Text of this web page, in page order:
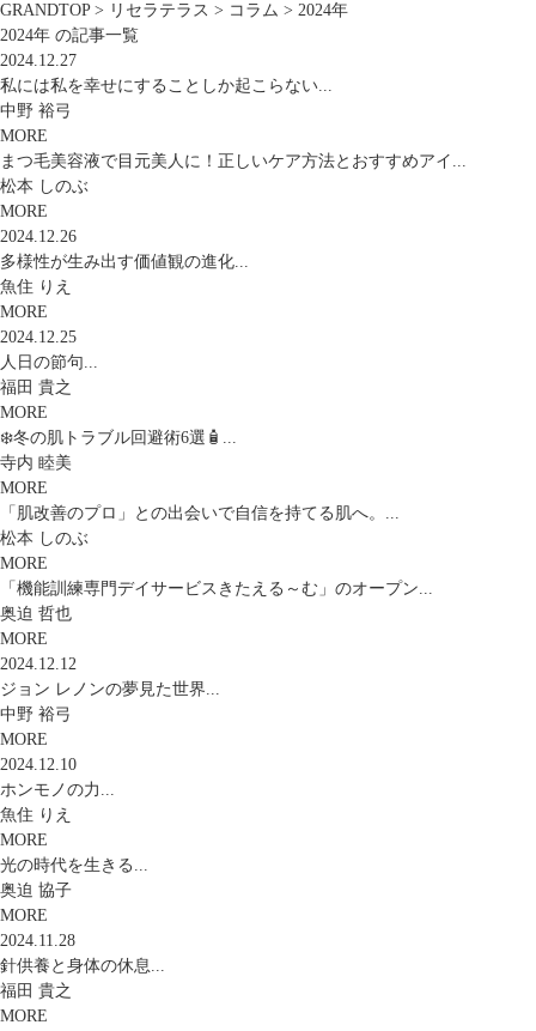
GRANDTOP> リセラテラス > コラム > 2024年
2024年 の記事一覧
2024.12.27
私には私を幸せにすることしか起こらない...
中野 裕弓
MORE
まつ毛美容液で目元美人に！正しいケア方法とおすすめアイ...
松本 しのぶ
MORE
2024.12.26
多様性が生み出す価値観の進化...
魚住 りえ
MORE
2024.12.25
人日の節句...
福田 貴之
MORE
❄️冬の肌トラブル回避術6選🧴...
寺内 睦美
MORE
「肌改善のプロ」との出会いで自信を持てる肌へ。...
松本 しのぶ
MORE
「機能訓練専門デイサービスきたえる～む」のオープン...
奥迫 哲也
MORE
2024.12.12
ジョン レノンの夢見た世界...
中野 裕弓
MORE
2024.12.10
ホンモノの力...
魚住 りえ
MORE
光の時代を生きる...
奥迫 協子
MORE
2024.11.28
針供養と身体の休息...
福田 貴之
MORE